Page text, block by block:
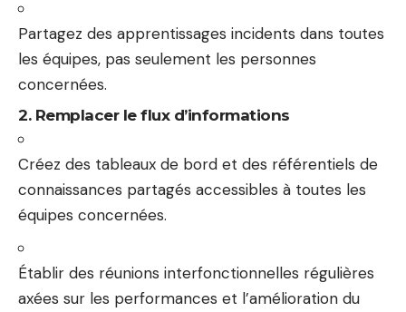
Partagez des apprentissages incidents dans toutes
les équipes, pas seulement les personnes
concernées.
2. Remplacer le flux d’informations
Créez des tableaux de bord et des référentiels de
connaissances partagés accessibles à toutes les
équipes concernées.
Établir des réunions interfonctionnelles régulières
axées sur les performances et l’amélioration du